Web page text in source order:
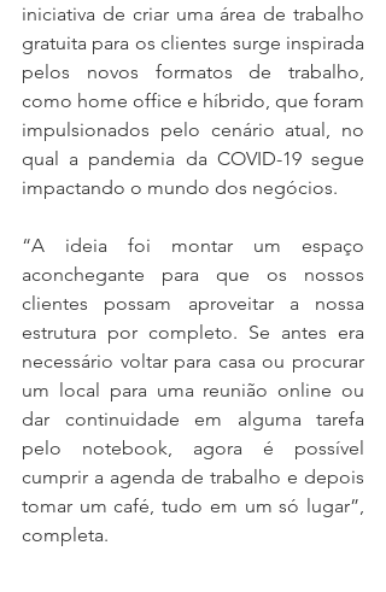
iniciativa de criar uma área de trabalho
gratuita para os clientes surge inspirada
pelos novos formatos de trabalho,
como home office e híbrido, que foram
impulsionados pelo cenário atual, no
qual a pandemia da COVID-19 segue
impactando o mundo dos negócios.
“A ideia foi montar um espaço
aconchegante para que os nossos
clientes possam aproveitar a nossa
estrutura por completo. Se antes era
necessário voltar para casa ou procurar
um local para uma reunião online ou
dar continuidade em alguma tarefa
pelo notebook, agora é possível
cumprir a agenda de trabalho e depois
tomar um café, tudo em um só lugar”,
completa.